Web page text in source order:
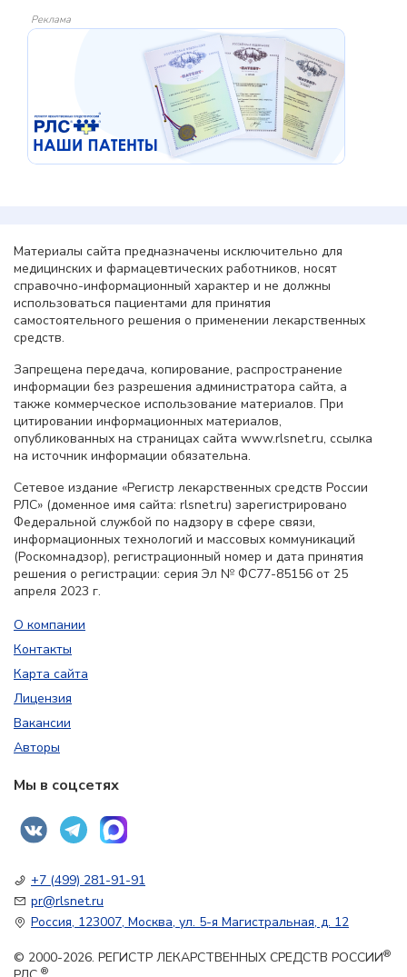
Реклама
Материалы сайта предназначены исключительно для
медицинских и фармацевтических работников, носят
справочно-информационный характер и не должны
использоваться пациентами для принятия
самостоятельного решения о применении лекарственных
средств.
Запрещена передача, копирование, распространение
информации без разрешения администратора сайта, а
также коммерческое использование материалов. При
цитировании информационных материалов,
опубликованных на страницах сайта www.rlsnet.ru, ссылка
на источник информации обязательна.
Сетевое издание «Регистр лекарственных средств России
РЛС» (доменное имя сайта: rlsnet.ru) зарегистрировано
Федеральной службой по надзору в сфере связи,
информационных технологий и массовых коммуникаций
(Роскомнадзор), регистрационный номер и дата принятия
решения о регистрации: серия Эл № ФС77-85156 от 25
апреля 2023 г.
О компании
Контакты
Карта сайта
Лицензия
Вакансии
Авторы
Мы в соцсетях
+7 (499) 281-91-91
pr@rlsnet.ru
Россия, 123007, Москва, ул. 5-я Магистральная, д. 12
© 2000-2026. РЕГИСТР ЛЕКАРСТВЕННЫХ СРЕДСТВ РОССИИ®
®